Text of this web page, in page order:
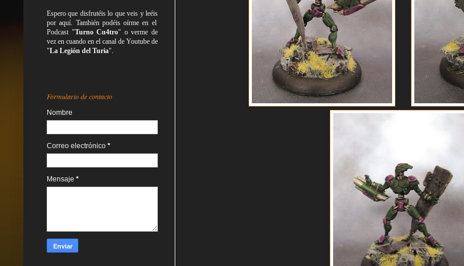
Espero que disfrutéis lo queveis yleéis
por aquí. También podéis oírme en el
Podcast "Turno Cu4tro" o verme de
vez en cuando en el canal de Youtube de
"La Legión del Turia".
Formulario de contacto
Nombre
Correo electrónico *
Mensaje *